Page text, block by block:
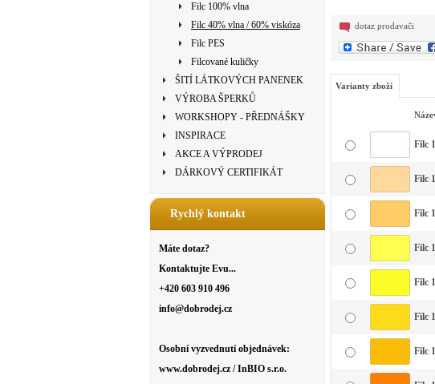
Filc 100% vlna
Filc 40% vlna / 60% viskóza
Filc PES
Filcované kuličky
ŠITÍ LÁTKOVÝCH PANENEK
VÝROBA ŠPERKŮ
WORKSHOPY - PŘEDNÁŠKY
INSPIRACE
AKCE A VÝPRODEJ
DÁRKOVÝ CERTIFIKÁT
Rychlý kontakt
Máte dotaz?
Kontaktujte Evu...
+420 603 910 496
info@dobrodej.cz
Osobní vyzvednutí objednávek:
www.dobrodej.cz / InBIO s.r.o.
dotaz prodavači
Varianty zboží
Filc
Filc
Filc
Filc
Filc
Filc
Filc